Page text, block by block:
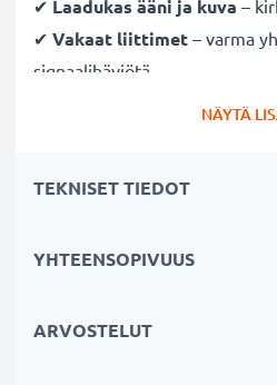
✔ Laadukas ääni ja kuva –
✔ Vakaat liittimet – varma
signaalihäviötä
– laadukkaasti
Täysin yhteensopiva
Cinch-liittimellä (keltainen
Cinch-liittimellä (keltainen
NÄYTÄ
TEKNISET TIEDOT
YHTEENSOPIVUUS
ARVOSTELUT